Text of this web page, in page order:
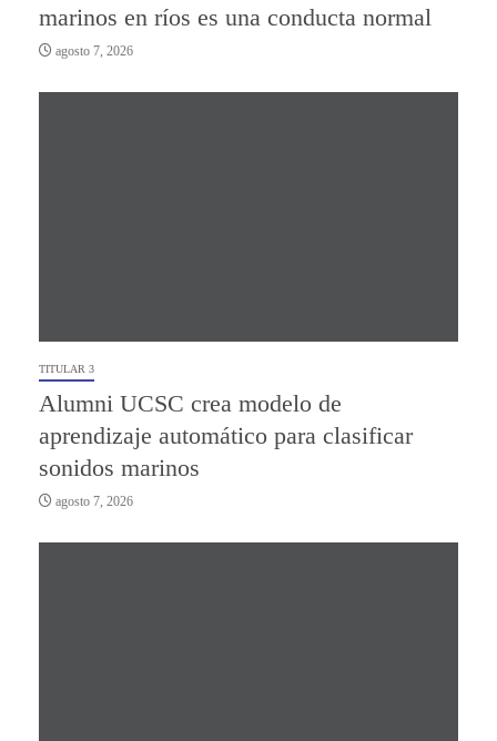
marinos en ríos es una conducta normal
agosto 7, 2026
TITULAR 3
Alumni UCSC crea modelo de
aprendizaje automático para clasificar
sonidos marinos
agosto 7, 2026